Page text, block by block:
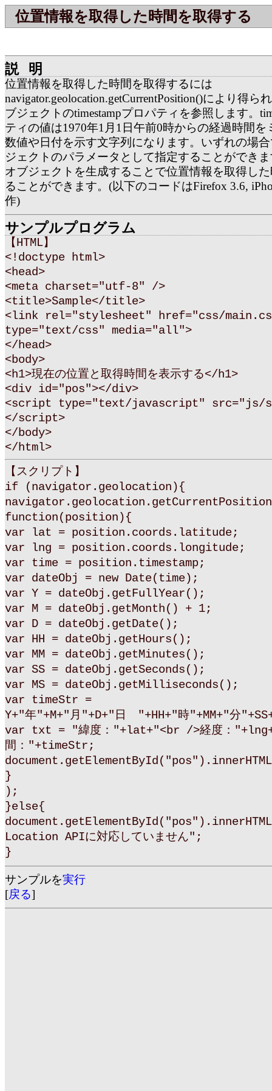
位置情報を取得した時間を取得する
説明
位置情報を取得した時間を取得するには
navigator.geolocation.getCurrentPosition()により得ら
ブジェクトのtimestampプロパティを参照します。
ティの値は1970年1月1日午前0時からの経過時間を
数値や日付を示す文字列になります。いずれの場合
ジェクトのパラメータとして指定することができ
オブジェクトを生成することで位置情報を取得し
ることができます。(以下のコードはFirefox 3.6,
作)
サンプルプログラム
【HTML】
<!doctype html>
<head>
<meta charset="utf-8" />
<title>Sample</title>
<link rel="stylesheet" href="css/
type="text/css" media="all">
</head>
<body>
<h1>現在の位置と取得時間を表示する</h1>
<div id="pos"></div>
<script type="text/javascript" src="js/
</script>
</body>
</html>
【スクリプト】
if (navigator.geolocation){
function(position){
var lat = position.coords.latitude;
var lng = position.coords.longitude;
var time = position.timestamp;
var dateObj = new Date(time);
var Y = dateObj.getFullYear();
var M = dateObj.getMonth() + 1;
var D = dateObj.getDate();
var HH = dateObj.getHours();
var MM = dateObj.getMinutes();
var SS = dateObj.getSeconds();
var MS = dateObj.getMilliseconds();
var timeStr =
Y+"年"+M+"月"+D+"日 "+HH+"時"+MM+"分
var txt = "緯度："+lat+"<br />経度：
間："+timeStr;
}
);
}else{
Location APIに対応していません";
}
サンプルを実行
[戻る]